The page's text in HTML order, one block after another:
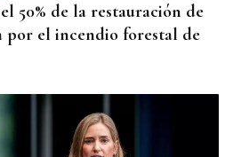
50% de la restauración de
por el incendio forestal de